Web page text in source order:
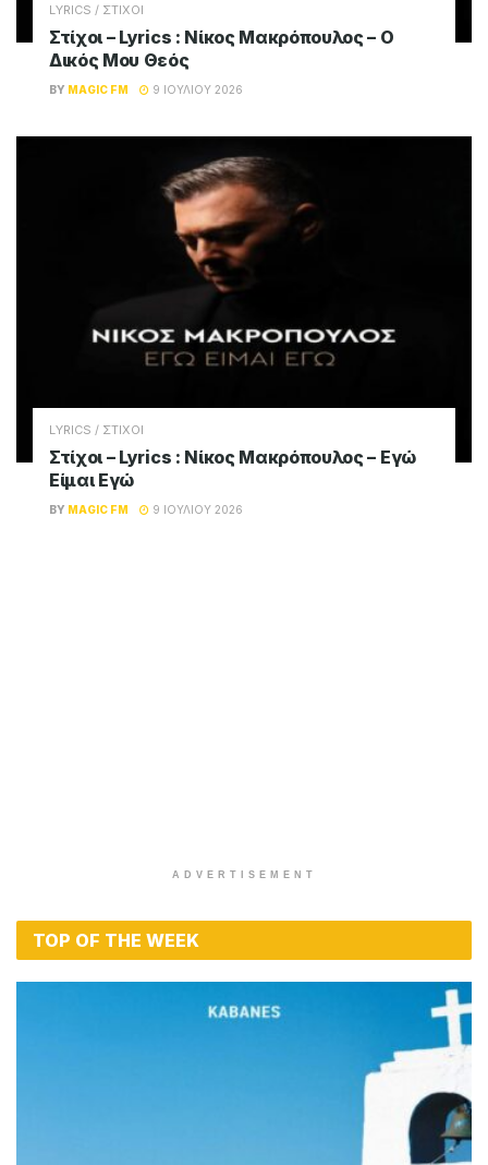
LYRICS / ΣΤΙΧΟΙ
Στίχοι – Lyrics : Νίκος Μακρόπουλος – Ο
Δικός Μου Θεός
BY MAGIC FM 9 ΙΟΥΛΊΟΥ 2026
LYRICS / ΣΤΙΧΟΙ
Στίχοι – Lyrics : Νίκος Μακρόπουλος – Εγώ
Είμαι Εγώ
BY MAGIC FM 9 ΙΟΥΛΊΟΥ 2026
ADVERTISEMENT
TOP OF THE WEEK